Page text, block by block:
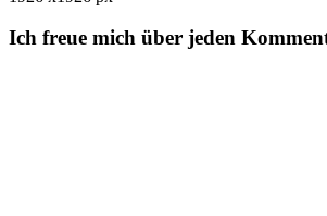
Ich freue mich über jeden